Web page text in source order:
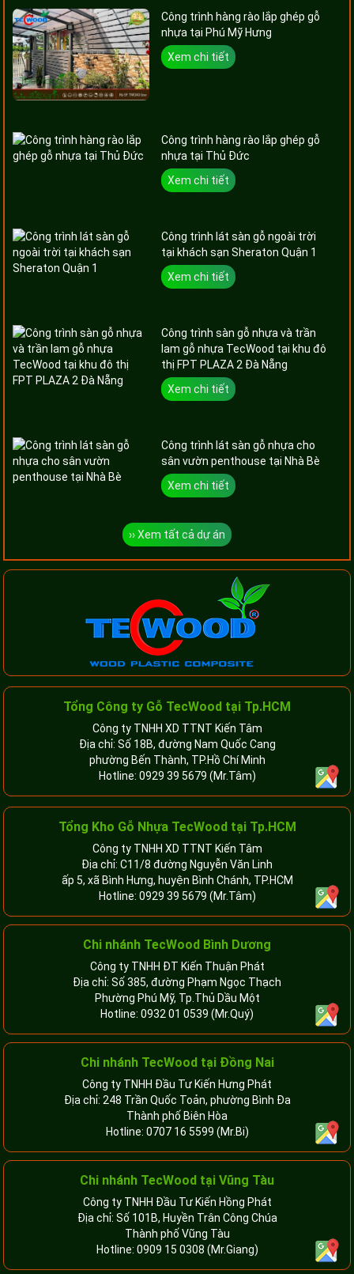
Công trình hàng rào lắp ghép gỗ
nhựa tại Phú Mỹ Hưng
Xem chi tiết
Công trình hàng rào lắp ghép gỗ
nhựa tại Thủ Đức
Xem chi tiết
Công trình lát sàn gỗ ngoài trời
tại khách sạn Sheraton Quận 1
Xem chi tiết
Công trình sàn gỗ nhựa và trần
lam gỗ nhựa TecWood tại khu đô
thị FPT PLAZA 2 Đà Nẵng
Xem chi tiết
Công trình lát sàn gỗ nhựa cho
sân vườn penthouse tại Nhà Bè
Xem chi tiết
›› Xem tất cả dự án
Tổng Công ty Gỗ TecWood tại Tp.HCM
Công ty TNHH XD TTNT Kiến Tâm
Địa chỉ: Số 18B, đường Nam Quốc Cang
phường Bến Thành, TP.Hồ Chí Minh
Hotline: 0929 39 5679 (Mr.Tâm)
Tổng Kho Gỗ Nhựa TecWood tại Tp.HCM
Công ty TNHH XD TTNT Kiến Tâm
Địa chỉ: C11/8 đường Nguyễn Văn Linh
ấp 5, xã Bình Hưng, huyện Bình Chánh, TP.HCM
Hotline: 0929 39 5679 (Mr.Tâm)
Chi nhánh TecWood Bình Dương
Công ty TNHH ĐT Kiến Thuận Phát
Địa chỉ: Số 385, đường Phạm Ngọc Thạch
Phường Phú Mỹ, Tp.Thủ Dầu Một
Hotline: 0932 01 0539 (Mr.Quý)
Chi nhánh TecWood tại Đồng Nai
Công ty TNHH Đầu Tư Kiến Hưng Phát
Địa chỉ: 248 Trần Quốc Toản, phường Bình Đa
Thành phố Biên Hòa
Hotline: 0707 16 5599 (Mr.Bi)
Chi nhánh TecWood tại Vũng Tàu
Công ty TNHH Đầu Tư Kiến Hồng Phát
Địa chỉ: Số 101B, Huyền Trân Công Chúa
Thành phố Vũng Tàu
Hotline: 0909 15 0308 (Mr.Giang)